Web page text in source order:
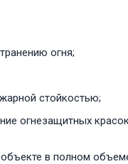
огня;
стойкостью;
огнезащитных
в полном